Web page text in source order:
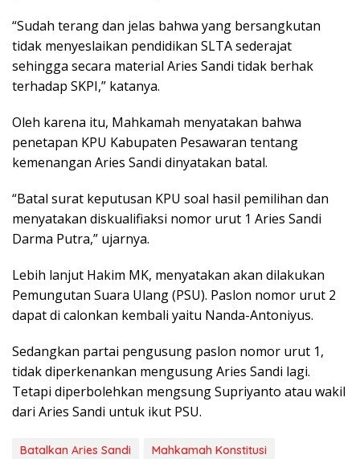
“Sudah terang dan jelas bahwa yang bersangkutan
tidak menyeslaikan pendidikan SLTA sederajat
sehingga secara material Aries Sandi tidak berhak
terhadap SKPI,” katanya.
Oleh karena itu, Mahkamah menyatakan bahwa
penetapan KPU Kabupaten Pesawaran tentang
kemenangan Aries Sandi dinyatakan batal.
“Batal surat keputusan KPU soal hasil pemilihan dan
menyatakan diskualifiaksi nomor urut 1 Aries Sandi
Darma Putra,” ujarnya.
Lebih lanjut Hakim MK, menyatakan akan dilakukan
Pemungutan Suara Ulang (PSU). Paslon nomor urut 2
dapat di calonkan kembali yaitu Nanda-Antoniyus.
Sedangkan partai pengusung paslon nomor urut 1,
tidak diperkenankan mengusung Aries Sandi lagi.
Tetapi diperbolehkan mengsung Supriyanto atau wakil
dari Aries Sandi untuk ikut PSU.
Batalkan Aries Sandi Mahkamah Konstitusi